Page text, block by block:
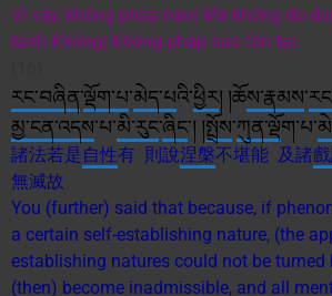
Vì vây, không pháp nào| Mà không do
tánh Không| Không pháp nào tồn tại.
རང་བཞིན་ལྡོག་པ་མེད་པའི་ཕྱིར། །ཆོས་རྣམས་
མྱ་ངན་འདས་པ་མི་རུང་ཞིང༌། །སྤྲོས་ཀུན་ལྡོག་པ་
諸法若是自性有 則說涅槃不堪能 及諸
無滅故
You (further) said that because, if
a certain self-establishing nature, (the
establishing natures could not be turned
(then) become inadmissible, and all